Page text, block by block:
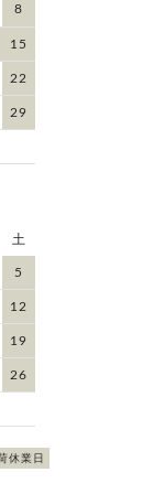
8
15
22
29
土
5
12
19
26
休業日